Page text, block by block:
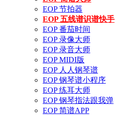
EOP 节拍器
EOP 五线谱识谱快手
EOP 番茄时间
EOP 录像大师
EOP 录音大师
EOP MIDI版
EOP 人人钢琴谱
EOP 钢琴谱小程序
EOP 练耳大师
EOP 钢琴指法跟我弹
EOP 简谱APP